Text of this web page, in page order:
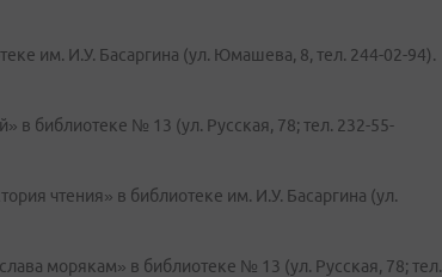
им. И.У. Басаргина (ул. Юмашева, 8, тел. 244-02-94).
в библиотеке № 13 (ул. Русская, 78; тел. 232-55-
чтения» в библиотеке им. И.У. Басаргина (ул.
морякам» в библиотеке № 13 (ул. Русская, 78; тел.